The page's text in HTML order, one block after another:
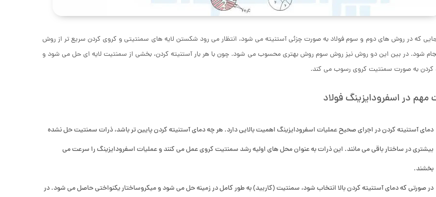
که در روش های دوم و سوم فولاد به صورت چزئی آستنیته می شود، انتظار می رود شکستن لایه های سمنتیتی و کروی کردن سریع تر از روش
شود. در بین این دو روش نیز روش سوم روش بهتری محسوب می شود. چون با هر بار آستنیته کردن، بخشی از سمنتیت لایه ای حل می شود و
کردن به صورت سمنتیت کروی رسوب می کند.
مهم در اسفرودایزینگ فولاد
دمای آستنیته کردن در اجرای صحیح عملیات اسفرودایزینگ اهمیت بالایی دارد. هر چه دمای آستنیته کردن پایین تر باشد، ذرات سمنتیت حل نشده
بیشتری در ساختار باقی می مانند. این ذرات به عنوان محل های اولیه رشد سمنتیت کروی عمل می کنند و عملیات اسفرودایزینگ را سرعت می
بخشند.
در صورتی که دمای آستنیته کردن بالا انتخاب شود، سمنتیت (کاربید) به طور کامل در زمینه حل می شود و میکروساختار یکنواختی حاصل می شود. در